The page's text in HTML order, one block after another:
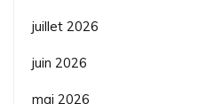
juillet 2026
juin 2026
mai 2026